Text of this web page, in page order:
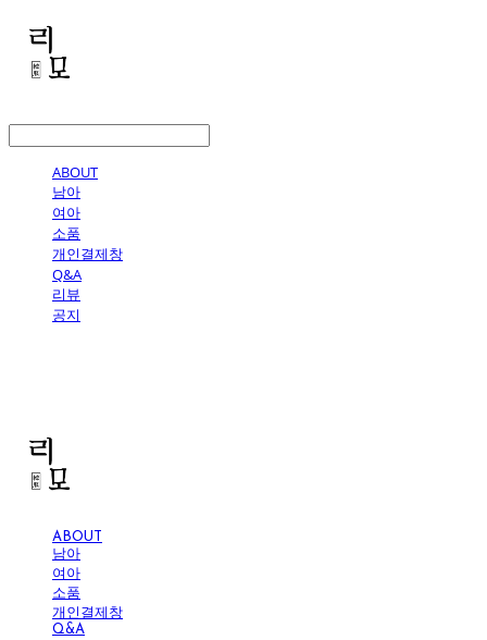
ABOUT
남아
여아
소품
개인결제창
Q&A
리뷰
공지
ABOUT
남아
여아
소품
개인결제창
Q&A